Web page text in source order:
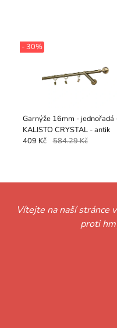
Garnýže 16mm - jednořadá
KALISTO CRYSTAL - antik
- 30%
409 Kč 584.29 Kč
Vítejte na naší stránce
proti